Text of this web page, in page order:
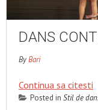
DANS
ByBari
Continua sa citesti
Posted in Stil de